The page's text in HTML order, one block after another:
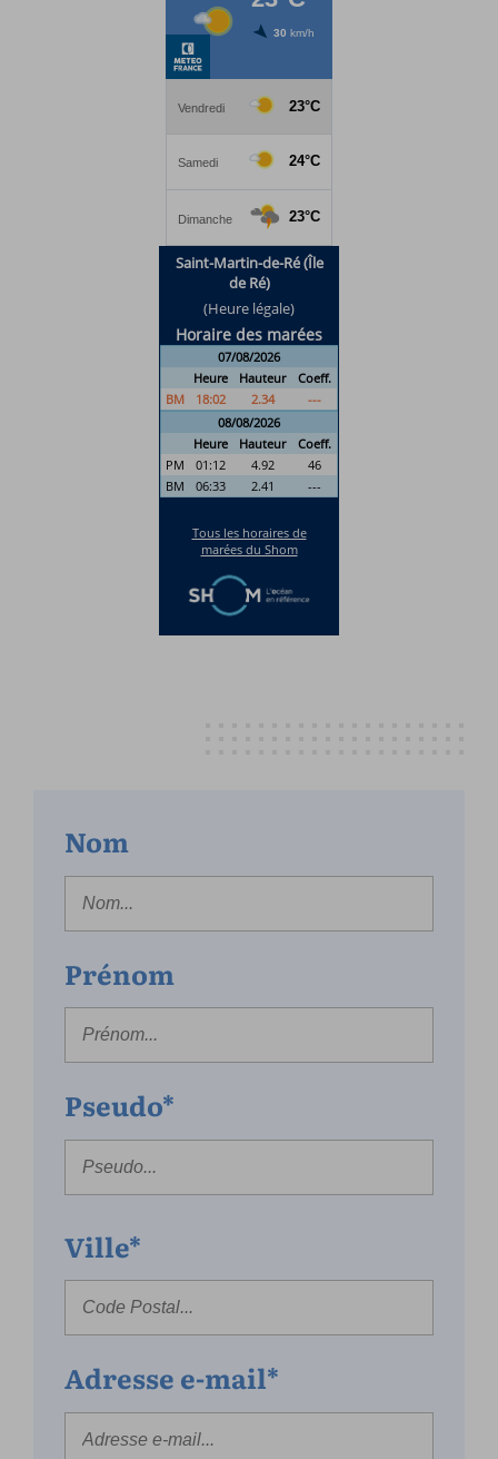
Nom
Prénom
Pseudo*
Ville*
Adresse e-mail*